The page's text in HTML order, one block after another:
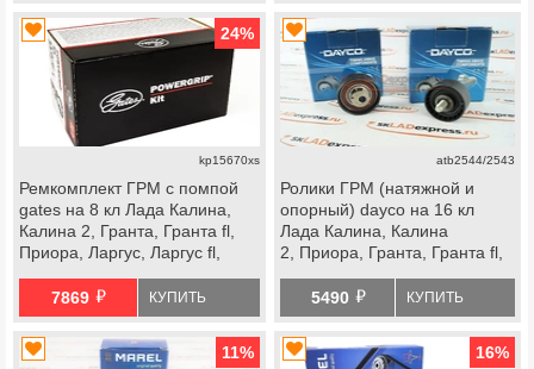
24%
kp15670xs
Ремкомплект ГРМ с помпой
gates на 8 кл Лада Калина,
Калина 2, Гранта, Гранта fl,
Приора, Ларгус, Ларгус fl,
7869 й КУПИТЬ
atb2544/2543
Ролики ГРМ (натяжной и
опорный) dayco на 16 кл
Лада Калина, Калина
2, Приора, Гранта, Гранта fl,
Рей, datsun
5490 й КУПИТЬ
11% 16%